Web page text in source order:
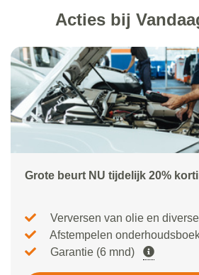
Acties bij
Grote beurt NU tijdelijk 20%
Verversen van olie en
Afstempelen
Garantie (6 mnd)